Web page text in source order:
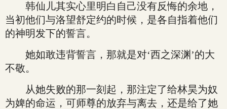
韩仙儿其实心里明白自己没有反悔的余地，
当初他们与洛望舒定约的时候，是各自指着他们
的神明发下的誓言。
她如敢违背誓言，那就是对‘西之深渊’的大
不敬。
从她失败的那一刻起，那注定了给林昊为奴
为婢的命运，可师尊的放弃与离去，还是给了她